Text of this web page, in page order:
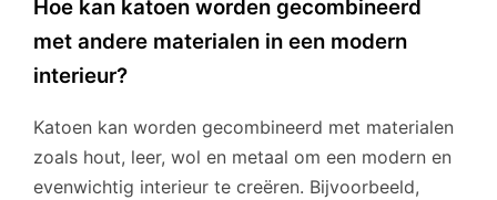
Hoe kan katoen worden gecombineerd
met andere materialen in een modern
interieur?
Katoen kan worden gecombineerd met materialen
zoals hout, leer, wol en metaal om een modern en
evenwichtig interieur te creëren. Bijvoorbeeld,